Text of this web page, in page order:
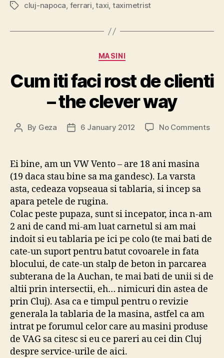
Tagscluj-napoca, ferrari,taxi, taximetrist
Categories
MASINI
Cum iti faci rost de clienti
– the clever way
Post
By Geza
Post6 January 2012 No Commentson
the
way
Ei bine, am un VW Vento – are 18 ani masina
(19 daca stau bine sa ma gandesc). La varsta
asta, cedeaza vopseaua si tablaria, si incep sa
apara petele de rugina.
Colac peste pupaza, sunt si incepator, inca n-am
2 ani de cand mi-am luat carnetul si am mai
indoit si eu tablaria pe ici pe colo (te mai bati de
cate-un suport pentru batut covoarele in fata
blocului, de cate-un stalp de beton in parcarea
subterana de la Auchan, te mai bati de unii si de
altii prin intersectii, eh… nimicuri din astea de
prin Cluj). Asa ca e timpul pentru o revizie
generala la tablaria de la masina, astfel ca am
intrat pe forumul celor care au masini produse
de VAG sa citesc si eu ce pareri au cei din Cluj
despre service-urile de aici.